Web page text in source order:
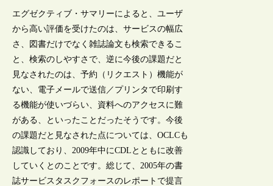
エグゼクティブ・サマリーによると、ユーザ
から高い評価を受けたのは、サービスの幅広
さ、図書だけでなく雑誌論文も検索できるこ
と、検索のしやすさで、逆に今後の課題だと
見なされたのは、予約（リクエスト）機能が
ない、電子メールで送信／プリンタで印刷す
る機能が使いづらい、資料へのアクセスに難
がある、といったことだったそうです。今後
の課題だと見なされた点については、OCLCも
認識しており、2009年中にCDLとともに改善
していくとのことです。総じて、2005年の書
誌サービスタスクフォースのレポートで提言